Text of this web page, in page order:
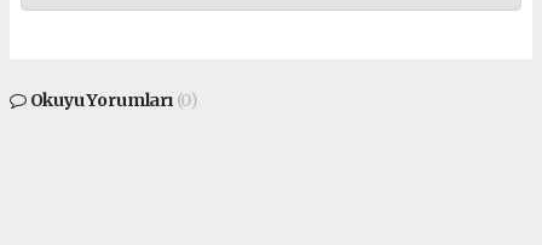
Okuyu Yorumları (0)